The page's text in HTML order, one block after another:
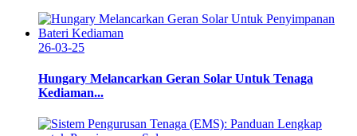
26-03-25
Hungary Melancarkan Geran Solar Untuk Tenaga
Kediaman...